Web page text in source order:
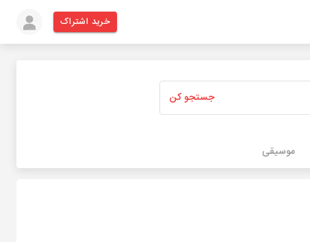
خرید اشتراک
جستجو کن
موسیقی